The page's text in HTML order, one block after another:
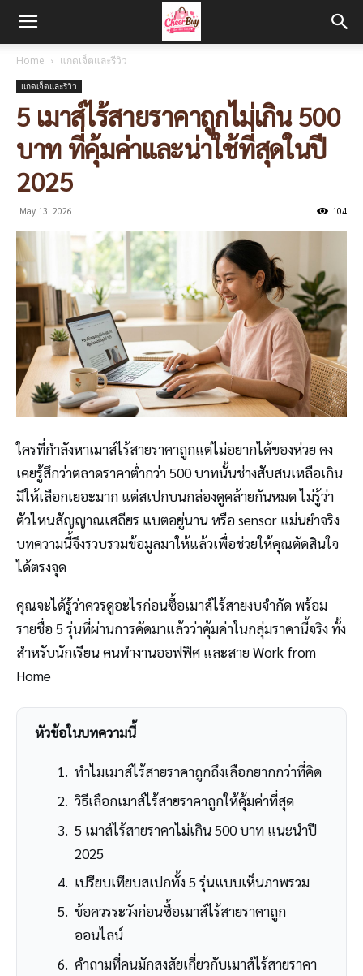
Home แกดเจ็ตและรีวิว
แกดเจ็ตและรีวิว
5 เมาส์ไร้สายราคาถูกไม่เกิน 500
บาท ที่คุ้มค่าและน่าใช้ที่สุดในปี
2025
May 13, 2026 104
ใครที่กำลังหาเมาส์ไร้สายราคาถูกแต่ไม่อยากได้ของห่วย คง
เคยรู้สึกว่าตลาดราคาต่ำกว่า 500 บาทนั้นช่างสับสนเหลือเกิน
มีให้เลือกเยอะมาก แต่สเปกบนกล่องดูคล้ายกันหมด ไม่รู้ว่า
ตัวไหนสัญญาณเสถียร แบตอยู่นาน หรือ sensor แม่นยำจริง
บทความนี้จึงรวบรวมข้อมูลมาให้แล้วเพื่อช่วยให้คุณตัดสินใจ
ได้ตรงจุด
คุณจะได้รู้ว่าควรดูอะไรก่อนซื้อเมาส์ไร้สายงบจำกัด พร้อม
รายชื่อ 5 รุ่นที่ผ่านการคัดมาแล้วว่าคุ้มค่าในกลุ่มราคานี้จริง ทั้ง
สำหรับนักเรียน คนทำงานออฟฟิศ และสาย Work from
Home
หัวข้อในบทความนี้
ทำไมเมาส์ไร้สายราคาถูกถึงเลือกยากกว่าที่คิด
วิธีเลือกเมาส์ไร้สายราคาถูกให้คุ้มค่าที่สุด
5 เมาส์ไร้สายราคาไม่เกิน 500 บาท แนะนำปี
2025
เปรียบเทียบสเปกทั้ง 5 รุ่นแบบเห็นภาพรวม
ข้อควรระวังก่อนซื้อเมาส์ไร้สายราคาถูก
ออนไลน์
คำถามที่คนมักสงสัยเกี่ยวกับเมาส์ไร้สายราคา